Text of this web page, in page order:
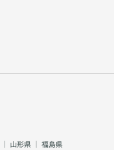
｜ 山形県 ｜ 福島県